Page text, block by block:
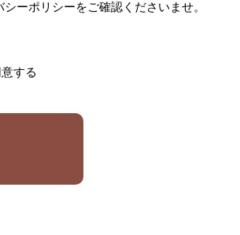
ーポリシーをご確認くださいませ。
する